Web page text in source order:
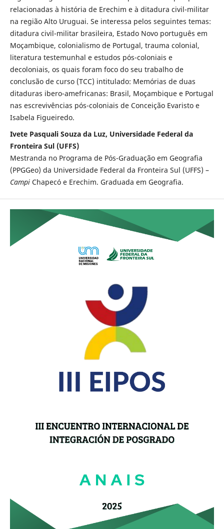
relacionadas à história de Erechim e à ditadura civil-militar
na região Alto Uruguai. Se interessa pelos seguintes temas:
ditadura civil-militar brasileira, Estado Novo português em
Moçambique, colonialismo de Portugal, trauma colonial,
literatura testemunhal e estudos pós-coloniais e
decoloniais, os quais foram foco do seu trabalho de
conclusão de curso (TCC) intitulado: Memórias de duas
ditaduras ibero-amefricanas: Brasil, Moçambique e Portugal
nas escrevivências pós-coloniais de Conceição Evaristo e
Isabela Figueiredo.
Ivete Pasquali Souza da Luz, Universidade Federal da
Fronteira Sul (UFFS)
Mestranda no Programa de Pós-Graduação em Geografia
(PPGGeo) da Universidade Federal da Fronteira Sul (UFFS) –
Campi Chapecó e Erechim. Graduada em Geografia.